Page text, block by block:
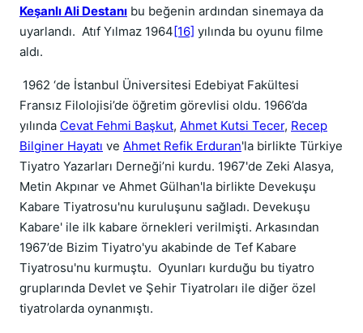
Keşanlı Ali Destanı bu beğenin ardından sinemaya da
uyarlandı. Atıf Yılmaz 1964[16] yılında bu oyunu filme
aldı.
1962 ‘de İstanbul Üniversitesi Edebiyat Fakültesi
Fransız Filolojisi’de öğretim görevlisi oldu. 1966’da
yılında Cevat Fehmi Başkut, Ahmet Kutsi Tecer, Recep
Bilginer Hayatı ve Ahmet Refik Erduran'la birlikte Türkiye
Tiyatro Yazarları Derneği’ni kurdu. 1967'de Zeki Alasya,
Metin Akpınar ve Ahmet Gülhan'la birlikte Devekuşu
Kabare Tiyatrosu'nu kuruluşunu sağladı. Devekuşu
Kabare' ile ilk kabare örnekleri verilmişti. Arkasından
1967’de Bizim Tiyatro'yu akabinde de Tef Kabare
Tiyatrosu'nu kurmuştu. Oyunları kurduğu bu tiyatro
gruplarında Devlet ve Şehir Tiyatroları ile diğer özel
tiyatrolarda oynanmıştı.